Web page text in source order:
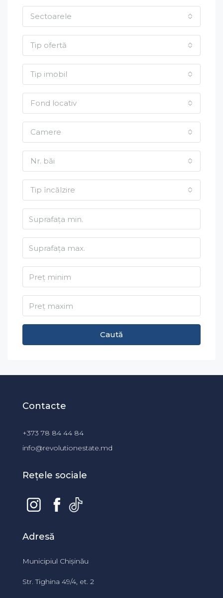
Sectoarele
Tip ofertă
Tip imobil
Fond locativ
Camere
Nr. băi
Tip încălzire
Caută
Contacte
+373 78 84 44 84
info@revolutionestate.md
Rețele sociale
Adresă
Municipiul Chișinău
Str. Tighina 49/4, et. 2